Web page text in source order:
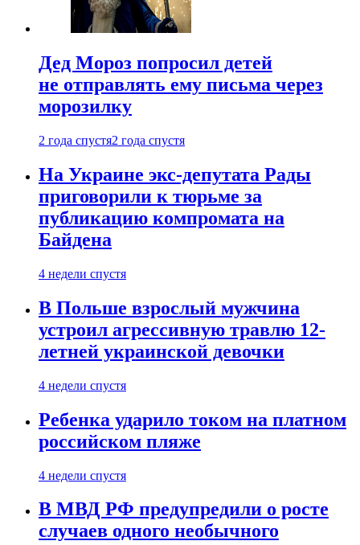
Дед Мороз попросил детей
не отправлять ему письма через
морозилку
2 года спустя2 года спустя
На Украине экс-депутата Рады
приговорили к тюрьме за
публикацию компромата на
Байдена
4 недели спустя
В Польше взрослый мужчина
устроил агрессивную травлю 12-
летней украинской девочки
4 недели спустя
Ребенка ударило током на платном
российском пляже
4 недели спустя
В МВД РФ предупредили о росте
случаев одного необычного